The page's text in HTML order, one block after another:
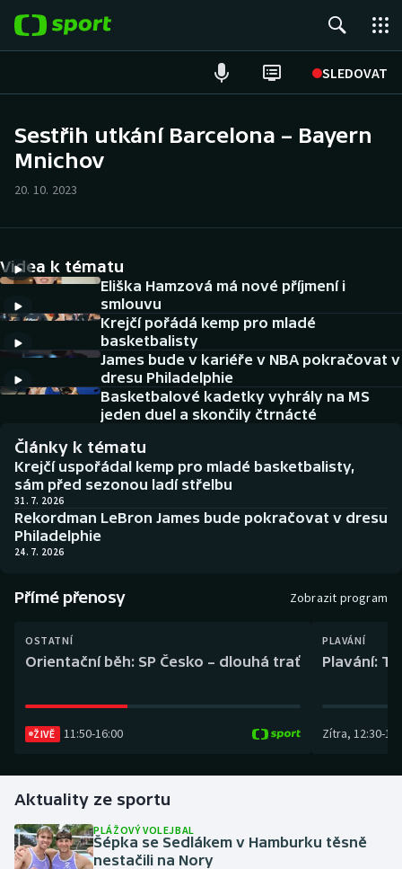
SLEDOVAT
Hokej
Cyklistika
DALŠÍ SPORTY
Americký fotbal
Baseball a softbal
Basketbal
Biatlon
Boby a skeleton
Box
Curling
Golf
Gymnastika
NEPŘEHLÉDNĚTE
Historické návraty
Aplikace ČT sport
AZ kvíz
Sestřih utkání Barcelona – Bayern
Mnichov
20. 10. 2023
Videa k tématu
Eliška Hamzová má nové příjmení i
smlouvu
Krejčí pořádá kemp pro mladé
basketbalisty
James bude v kariéře v NBA pokračovat v
dresu Philadelphie
Basketbalové kadetky vyhrály na MS
jeden duel a skončily čtrnácté
Články k tématu
Krejčí uspořádal kemp pro mladé basketbalisty,
sám před sezonou ladí střelbu
31. 7. 2026
Rekordman LeBron James bude pokračovat v dresu
Philadelphie
24. 7. 2026
Přímé přenosy Zobrazit program
OSTATNÍ
Orientační běh: SP Česko – dlouhá trať
ŽIVĚ 11:50-16:00
PLAVÁNÍ
Plavání:
Zítra, 12:30-
Aktuality ze sportu
PLÁŽOVÝ VOLEJBAL
Šépka se Sedlákem v Hamburku těsně
nestačili na Nory